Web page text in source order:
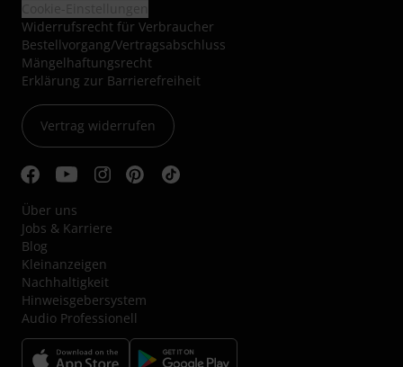
Widerrufsrecht für Verbraucher
Bestellvorgang/Vertragsabschluss
Mängelhaftungsrecht
Erklärung zur Barrierefreiheit
Vertrag widerrufen
Über uns
Jobs & Karriere
Blog
Kleinanzeigen
Nachhaltigkeit
Hinweisgebersystem
Audio Professionell